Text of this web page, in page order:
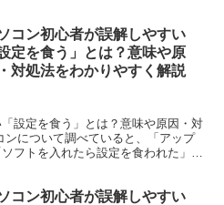
コン初心者が誤解しやすい
設定を食う」とは？意味や原
対処法をわかりやすく解説
設定を食う」とは？意味や原因・対
について調べていると、「アップ
フトを入れたら設定を食われた」と
コン初心者が誤解しやすい